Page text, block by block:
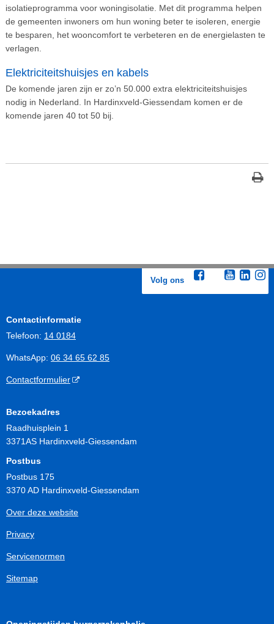
isolatieprogramma voor woningisolatie. Met dit programma helpen
de gemeenten inwoners om hun woning beter te isoleren, energie
te besparen, het wooncomfort te verbeteren en de energielasten te
verlagen.
Elektriciteitshuisjes en kabels
De komende jaren zijn er zo’n 50.000 extra elektriciteitshuisjes
nodig in Nederland. In Hardinxveld-Giessendam komen er de
komende jaren 40 tot 50 bij.
Volg ons
Contactinformatie
Telefoon: 14 0184
WhatsApp: 06 34 65 62 85
Contactformulier
Bezoekadres
Raadhuisplein 1
3371AS Hardinxveld-Giessendam
Postbus
Postbus 175
3370 AD Hardinxveld-Giessendam
Over deze website
Privacy
Servicenormen
Sitemap